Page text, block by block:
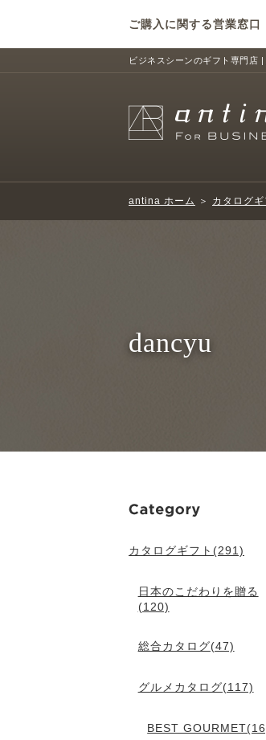
ご購入に関する営業窓口
ビジネスシーンのギフト専門店 |
antina ホーム ＞ カタログギ
dancyu
カタログギフト(291)
日本のこだわりを贈る
(120)
総合カタログ(47)
グルメカタログ(117)
BEST